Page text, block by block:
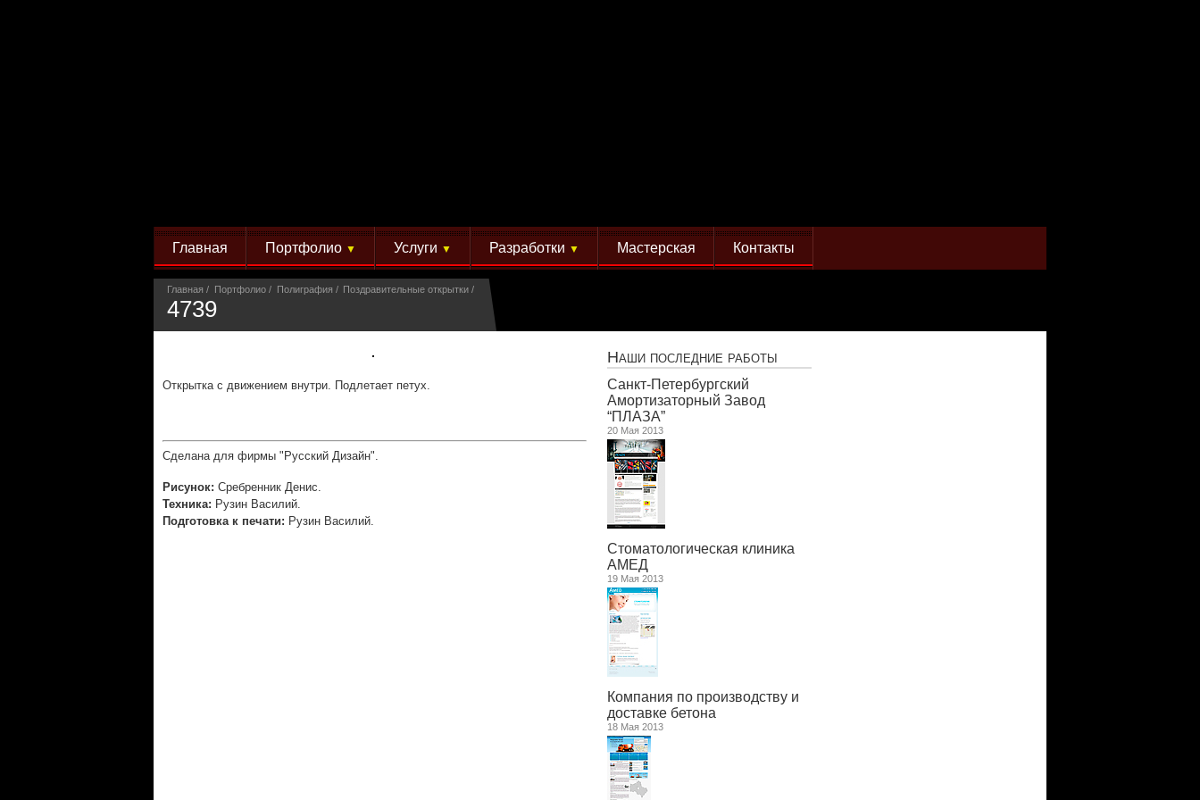
Главная Портфолио ▼ Услуги ▼ Разработки ▼ Мастерская Контакты
Главная Портфолио Полиграфия Поздравительные открытки
4739
Открытка с движением внутри. Подлетает петух.
Сделана для фирмы "Русский Дизайн".
Рисунок: Сребренник Денис.
Техника: Рузин Василий.
Подготовка к печати: Рузин Василий.
Наши последние работы
Санкт-Петербургский
Амортизаторный Завод
“ПЛАЗА”
20 Мая 2013
Стоматологическая клиника
АМЕД
19 Мая 2013
Компания по производству и
доставке бетона
18 Мая 2013